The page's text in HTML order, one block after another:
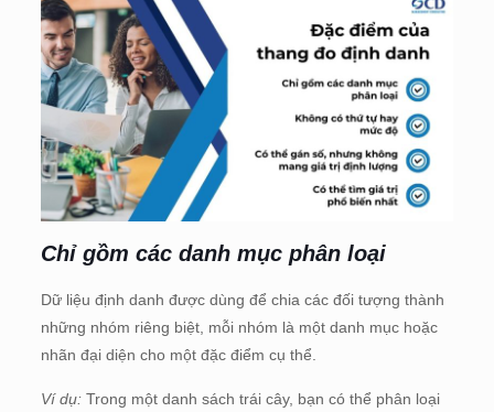
Chỉ gồm các danh mục phân loại
Dữ liệu định danh được dùng để chia các đối tượng thành
những nhóm riêng biệt, mỗi nhóm là một danh mục hoặc
nhãn đại diện cho một đặc điểm cụ thể.
Ví dụ:Trong một danh sách trái cây, bạn có thể phân loại